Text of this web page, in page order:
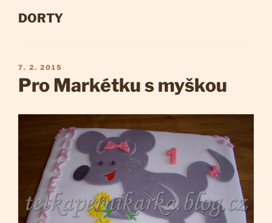
RUBRIKY
DORTY
PUBLIKOVÁNO
7. 2. 2015
Pro Markétku s myškou